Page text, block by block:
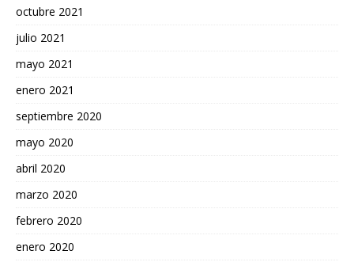
octubre 2021
julio 2021
mayo 2021
enero 2021
septiembre 2020
mayo 2020
abril 2020
marzo 2020
febrero 2020
enero 2020